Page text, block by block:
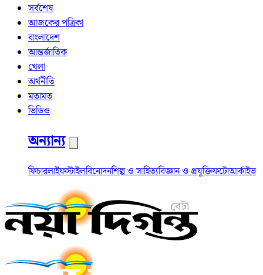
সর্বশেষ
আজকের পত্রিকা
বাংলাদেশ
আন্তর্জাতিক
খেলা
অর্থনীতি
মতামত
ভিডিও
অন্যান্য
ফিচারলাইফস্টাইলবিনোদনশিল্প ও সাহিত্যবিজ্ঞান ও প্রযুক্তিফটোআর্কাইভ